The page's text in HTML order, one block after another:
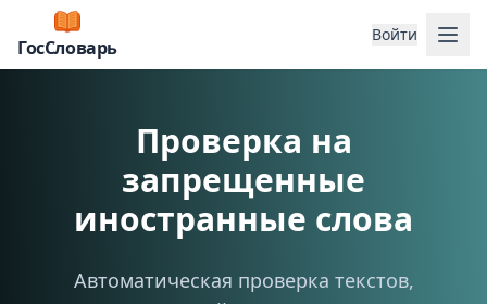
ГосСловарь
Войти
Проверка на
запрещенные
иностранные слова
Автоматическая проверка текстов,